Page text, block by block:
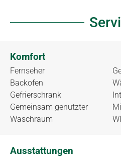
Komfort
Fernseher
Backofen
Gefrierschrank
Gemeinsam genutzter
Waschraum
Ausstattungen